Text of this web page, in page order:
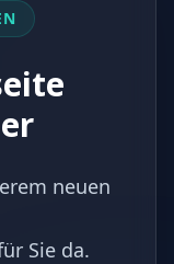
neuen
Sie da.